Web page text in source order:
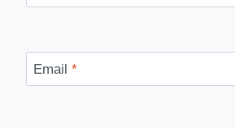
Email *